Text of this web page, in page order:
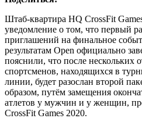
Штаб-квартира HQ CrossFit
уведомление о том, что первый
приглашений на финальное
результатам Open официально
пояснили, что после нескольких
спортсменов, находящихся в
линии, будет разослан второй
образом, путём замещения
атлетов у мужчин и у женщин,
CrossFit Games 2020.